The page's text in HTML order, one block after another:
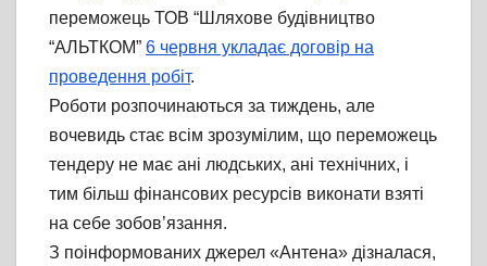
переможець ТОВ “Шляхове будівництво
“АЛЬТКОМ” 6 червня укладає договір на
проведення робіт.
Роботи розпочинаються за тиждень, але
вочевидь стає всім зрозумілим, що переможець
тендеру не має ані людських, ані технічних, і
тим більш фінансових ресурсів виконати взяті
на себе зобов’язання.
З поінформованих джерел «Антена» дізналася,